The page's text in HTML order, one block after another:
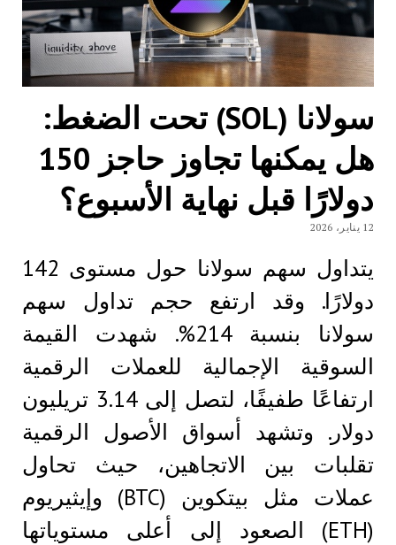
سولانا (SOL) تحت الضغط:
هل يمكنها تجاوز حاجز 150
دولارًا قبل نهاية الأسبوع؟
12 يناير، 2026
يتداول سهم سولانا حول مستوى 142
دولارًا. وقد ارتفع حجم تداول سهم
سولانا بنسبة 214%. شهدت القيمة
السوقية الإجمالية للعملات الرقمية
ارتفاعًا طفيفًا، لتصل إلى 3.14 تريليون
دولار. وتشهد أسواق الأصول الرقمية
تقلبات بين الاتجاهين، حيث تحاول
عملات مثل بيتكوين (BTC) وإيثيريوم
(ETH) الصعود إلى أعلى مستوياتها